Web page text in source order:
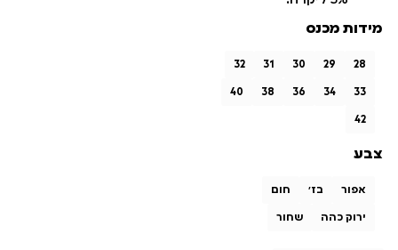
מידות מכנס
28
29
30
31
32
33
34
36
38
40
42
צבע
אפור בז' חום
ירוק כהה שחור